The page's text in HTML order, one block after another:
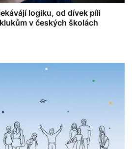
logiku, od dívek píli
v českých školách